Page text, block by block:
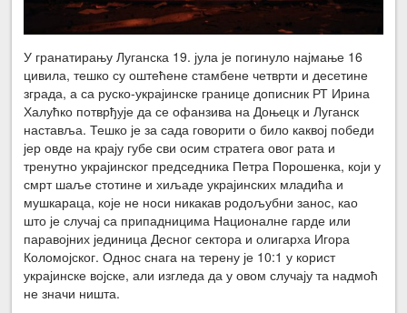
У гранатирању Луганска 19. јула је погинуло најмање 16
цивила, тешко су оштећене стамбене четврти и десетине
зграда, а са руско-украјинске границе дописник РТ Ирина
Халућко потврђује да се офанзива на Доњецк и Луганск
наставља. Тешко је за сада говорити о било каквој победи
јер овде на крају губе сви осим стратега овог рата и
тренутно украјинског председника Петра Порошенка, који у
смрт шаље стотине и хиљаде украјинских младића и
мушкараца, које не носи никакав родољубни занос, као
што је случај са припадницима Националне гарде или
паравојних јединица Десног сектора и олигарха Игора
Коломојског. Однос снага на терену је 10:1 у корист
украјинске војске, али изгледа да у овом случају та надмоћ
не значи ништа.